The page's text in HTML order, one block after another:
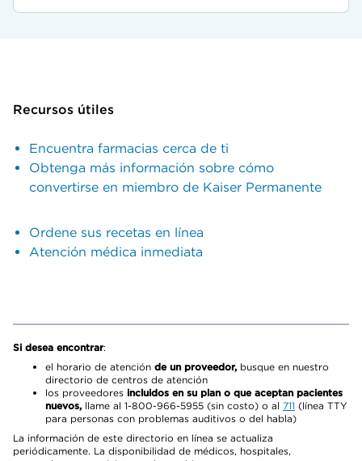
Recursos útiles
Encuentra farmacias cerca de ti
Obtenga más información sobre cómo
convertirse en miembro de Kaiser Permanente
Ordene sus recetas en línea
Atención médica inmediata
Si desea encontrar:
el horario de atención de un proveedor, busque en nuestro
directorio de centros de atención
los proveedores incluidos en su plan o que aceptan pacientes
nuevos, llame al 1-800-966-5955 (sin costo) o al 711 (línea TTY
para personas con problemas auditivos o del habla)
La información de este directorio en línea se actualiza
periódicamente. La disponibilidad de médicos, hospitales,